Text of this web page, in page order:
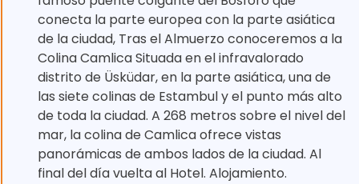
conecta la parte europea con la parte asiática
de la ciudad, Tras el Almuerzo conoceremos a la
Colina Camlica Situada en el infravalorado
distrito de Üsküdar, en la parte asiática, una de
las siete colinas de Estambul y el punto más alto
de toda la ciudad. A 268 metros sobre el nivel del
mar, la colina de Camlica ofrece vistas
panorámicas de ambos lados de la ciudad. Al
final del día vuelta al Hotel. Alojamiento.